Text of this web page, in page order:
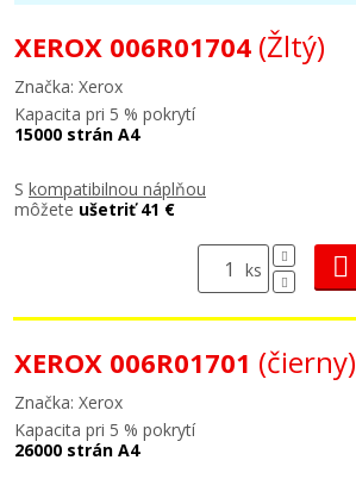
XEROX 006R01704 (Žltý)
Značka: Xerox
Kapacita pri 5 % pokrytí
15000 strán A4
S kompatibilnou náplňou
môžete ušetriť 41 €
ks
XEROX 006R01701 (čierny)
Značka: Xerox
Kapacita pri 5 % pokrytí
26000 strán A4